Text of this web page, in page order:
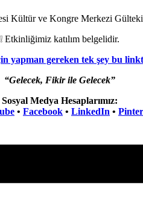
Kültür ve Kongre Merkezi
❕ Etkinliğimiz katılım belgelidir.
yapman gereken tek şey bu
“Gelecek, Fikir ile Gelecek”
Sosyal Medya Hesaplarımız:
• Facebook • LinkedIn •